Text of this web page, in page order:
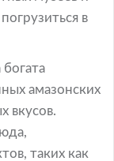
в
амазонских
вкусов.
таких как